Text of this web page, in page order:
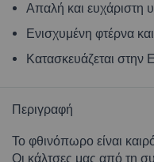
Απαλή και ευχάριστη
Ενισχυμένη φτέρνα
Κατασκευάζεται στην
Περιγραφή
Το φθινόπωρο είναι
Οι κάλτσες μας από τη